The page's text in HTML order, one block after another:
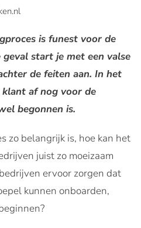
is funest voor de
start je met een valse
de feiten aan. In het
af nog voor de
begonnen is.
zo belangrijk is, hoe kan het
juist zo moeizaam
ervoor zorgen dat
kunnen onboarden,